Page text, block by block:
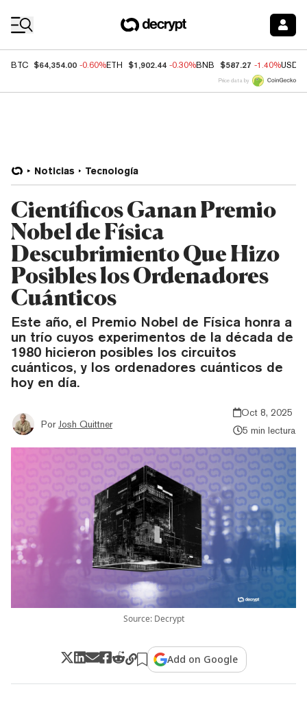
BTC $64,354.00 -0.60%ETH $1,902.44 -0.30%BNB $587.27 -1.40%USDC
Price data by
Noticias Tecnología
Científicos Ganan Premio
Nobel de Física
Descubrimiento Que Hizo
Posibles los Ordenadores
Cuánticos
Este año, el Premio Nobel de Física honra a
un trío cuyos experimentos de la década de
1980 hicieron posibles los circuitos
cuánticos, y los ordenadores cuánticos de
hoy en día.
Por Josh Quittner
Oct 8, 2025
5 min lectura
Source: Decrypt
Add on Google